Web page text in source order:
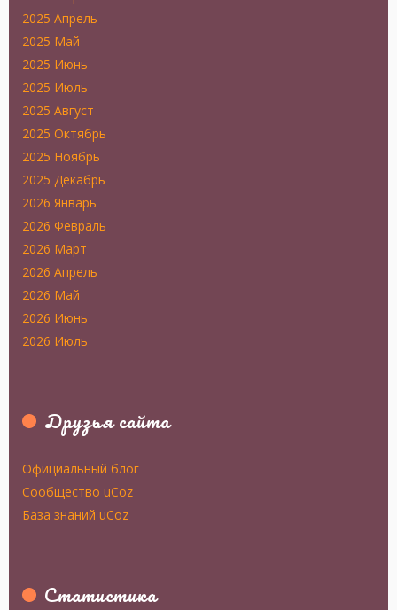
2025 Апрель
2025 Май
2025 Июнь
2025 Июль
2025 Август
2025 Октябрь
2025 Ноябрь
2025 Декабрь
2026 Январь
2026 Февраль
2026 Март
2026 Апрель
2026 Май
2026 Июнь
2026 Июль
Друзья сайта
Официальный блог
Сообщество uCoz
База знаний uCoz
Статистика